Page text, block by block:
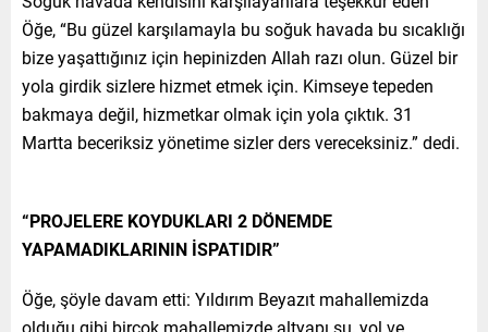
Öğe, “Bu güzel karşılamayla bu soğuk havada bu sıcaklığı
bize yaşattığınız için hepinizden Allah razı olun. Güzel bir
yola girdik sizlere hizmet etmek için. Kimseye tepeden
bakmaya değil, hizmetkar olmak için yola çıktık. 31
Martta beceriksiz yönetime sizler ders vereceksiniz.” dedi.
“PROJELERE KOYDUKLARI 2 DÖNEMDE
YAPAMADIKLARININ İSPATIDIR”
Öğe, şöyle davam etti: Yıldırım Beyazıt mahallemizda
olduğu gibi birçok mahallemizde altyapı su, yol ve